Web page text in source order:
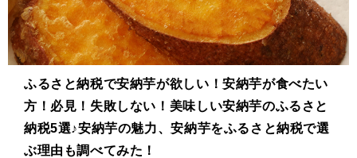
ふるさと納税で安納芋が欲しい！安納芋が食べたい
方！必見！失敗しない！美味しい安納芋のふるさと
納税5選♪安納芋の魅力、安納芋をふるさと納税で選
ぶ理由も調べてみた！